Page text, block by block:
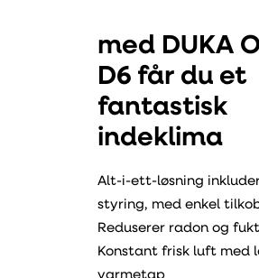
med DUKA
D6 får du et
fantastisk
indeklima
Alt-i-ett-løsning
styring, med enkel
Reduserer radon og fukt
Konstant frisk luft med